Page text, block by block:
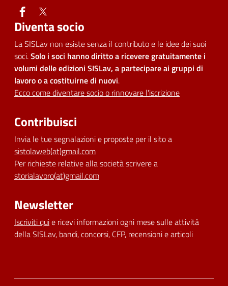
facebook
Diventa socio
La SISLav non esiste senza il contributo e le idee dei suoi
soci.Solo i soci hanno diritto a ricevere gratuitamente i
volumi delle edizioni SISLav, a partecipare ai gruppi di
lavoro o a costituirne di nuovi.
Ecco come diventare socio o rinnovare l'iscrizione
Contribuisci
Invia le tue segnalazioni e proposte per il sito a
sistolaweb(at)gmail.com
Per richieste relative alla società scrivere a
storialavoro(at)gmail.com
Newsletter
Iscriviti quie ricevi informazioni ogni mese sulle attività
della SISLav, bandi, concorsi, CFP, recensioni e articoli